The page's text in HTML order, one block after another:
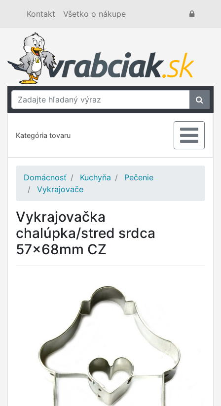
Kontakt Všetko o nákupe
Kategória tovaru
Domácnosť Kuchyňa
Pečenie
Vykrajovače
Vykrajovačka
chalúpka/stred srdca
57x68mm CZ